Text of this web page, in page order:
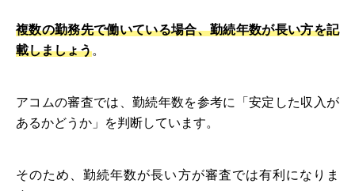
複数の勤務先で働いている場合、勤続年数が長い方を記
載しましょう。
アコムの審査では、勤続年数を参考に「安定した収入が
あるかどうか」を判断しています。
そのため、勤続年数が長い方が審査では有利になりま